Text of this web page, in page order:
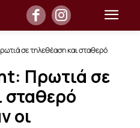
σε τηλεθέαση και σταθερό
Πρωτιά σε
σταθερό
οι